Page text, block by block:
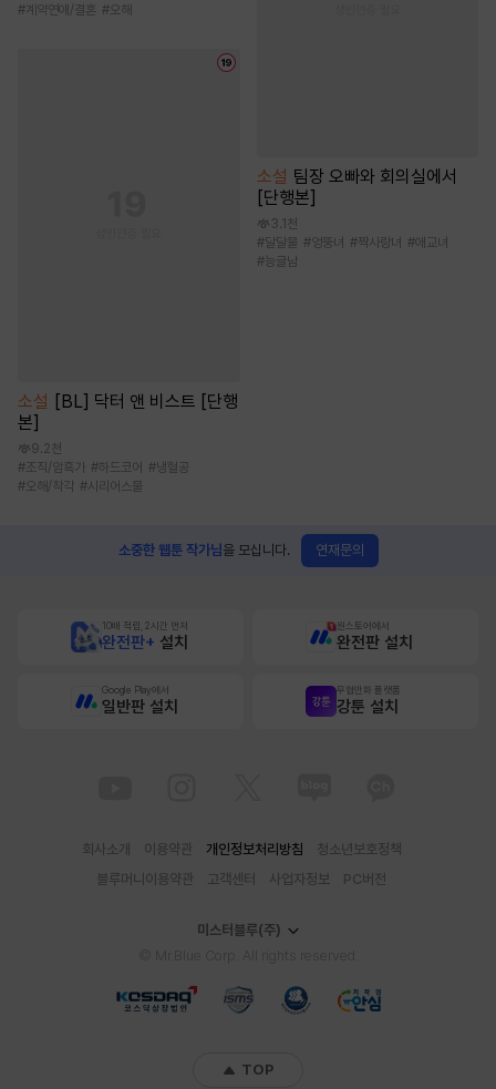
# 계약연애/결혼 #오해
소설 [BL] 닥터 앤 비스트 [단행
본]
9.2천
#조직/암흑가 #하드코어 #냉혈공
#오해/착각 #시리어스물
소설 팀장 오빠와 회의실에서
[단행본]
3.1천
#달달물 #엉뚱녀 #짝사랑녀 #애교녀
#능글남
소중한 웹툰 작가님을 모십니다. 연재문의
10배 적립, 2시간 먼저
완전판+ 설치
원스토어에서
완전판 설치
Google Play에서
일반판 설치
무협만화 플랫폼
강툰 설치
회사소개 이용약관 개인정보처리방침
청소년보호정책
블루머니이용약관
고객센터 사업자정보 PC버전
미스터블루(주)
TOP